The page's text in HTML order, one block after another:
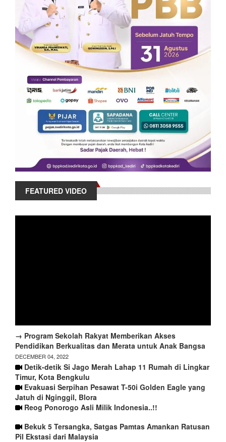
FEATURED VIDEO
→ Program Sekolah Rakyat Memberikan Akses
Pendidikan Berkualitas dan Merata untuk Anak Bangsa
DECEMBER 04, 2022
Detik-detik Si Jago Merah Lahap 11 Rumah di Lingkar
Timur, Kota Bengkulu
Evakuasi Serpihan Pesawat T-50i Golden Eagle yang
Jatuh di Nginggil, Blora
Reog Ponorogo Asli Milik Indonesia..!!
Bekuk 5 Tersangka, Satgas Pamtas Amankan Ratusan
Pil Ekstasi dari Malaysia